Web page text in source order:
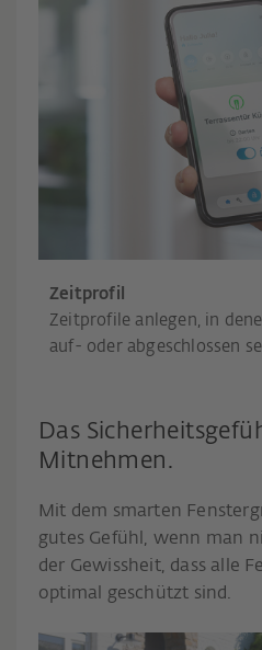
Zeitprofil
Zeitprofile anlegen, in
auf- oder abgeschlossen
Das
Mitnehmen.
Mit dem smarten
gutes Gefühl, wenn man
der Gewissheit, dass alle
optimal geschützt sind.